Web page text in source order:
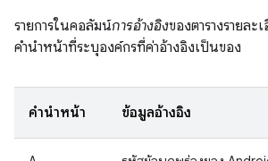
รายการในคอลัมน์การอ้างอิงของตารางรายละ
คำนำหน้าที่ระบุองค์กรที่ค่าอ้างอิงเป็นของ
คำนำหน้า ข้อมูลอ้างอิง